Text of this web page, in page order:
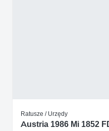
Ratusze / Urzędy
Austria 1986 Mi 1852